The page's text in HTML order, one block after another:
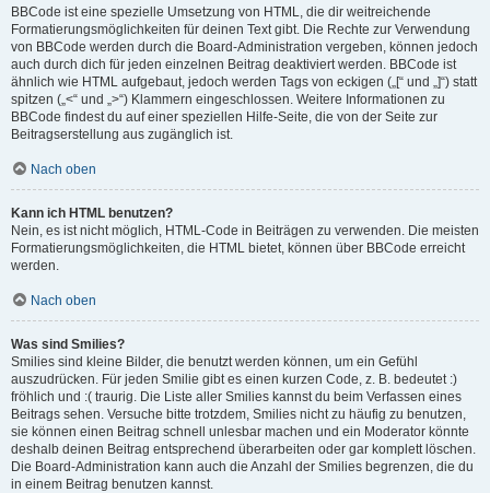
BBCode ist eine spezielle Umsetzung von HTML, die dir weitreichende
Formatierungsmöglichkeiten für deinen Text gibt. Die Rechte zur Verwendung
von BBCode werden durch die Board-Administration vergeben, können jedoch
auch durch dich für jeden einzelnen Beitrag deaktiviert werden. BBCode ist
ähnlich wie HTML aufgebaut, jedoch werden Tags von eckigen („[“ und „]“) statt
spitzen („<“ und „>“) Klammern eingeschlossen. Weitere Informationen zu
BBCode findest du auf einer speziellen Hilfe-Seite, die von der Seite zur
Beitragserstellung aus zugänglich ist.
Nach oben
Kann ich HTML benutzen?
Nein, es ist nicht möglich, HTML-Code in Beiträgen zu verwenden. Die meisten
Formatierungsmöglichkeiten, die HTML bietet, können über BBCode erreicht
werden.
Nach oben
Was sind Smilies?
Smilies sind kleine Bilder, die benutzt werden können, um ein Gefühl
auszudrücken. Für jeden Smilie gibt es einen kurzen Code, z. B. bedeutet :)
fröhlich und :( traurig. Die Liste aller Smilies kannst du beim Verfassen eines
Beitrags sehen. Versuche bitte trotzdem, Smilies nicht zu häufig zu benutzen,
sie können einen Beitrag schnell unlesbar machen und ein Moderator könnte
deshalb deinen Beitrag entsprechend überarbeiten oder gar komplett löschen.
Die Board-Administration kann auch die Anzahl der Smilies begrenzen, die du
in einem Beitrag benutzen kannst.